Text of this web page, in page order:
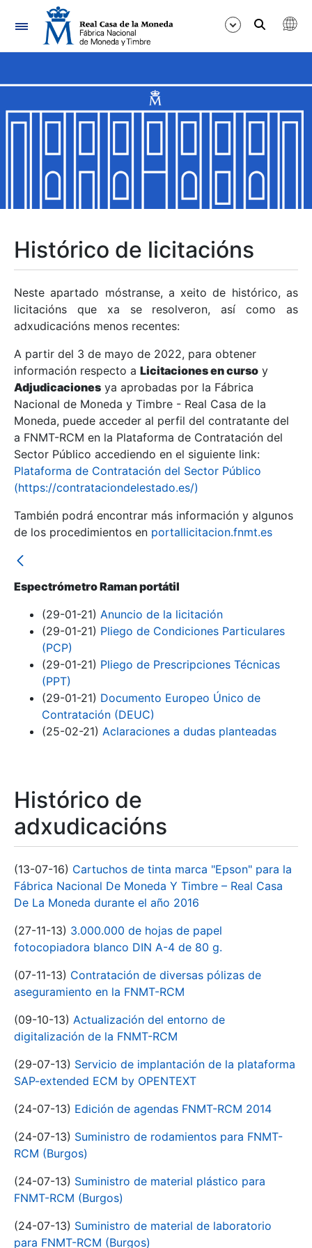
Navegación
Mostrar/Ocultar
Mostrar/Ocultar
Mostrar/Ocultar
Mostrar/Ocultar
Mostrar/Ocultar
Mostrar/Ocultar
Histórico de licitacións
Neste apartado móstranse, a xeito de histórico, as
licitacións que xa se resolveron, así como as
adxudicacións menos recentes:
A partir del 3 de mayo de 2022, para obtener
información respecto a Licitaciones en curso y
Adjudicaciones ya aprobadas por la Fábrica
Nacional de Moneda y Timbre - Real Casa de la
Moneda, puede acceder al perfil del contratante del
a FNMT-RCM en la Plataforma de Contratación del
Sector Público accediendo en el siguiente link:
Plataforma de Contratación del Sector Público
(https://contrataciondelestado.es/)
También podrá encontrar más información y algunos
de los procedimientos en portallicitacion.fnmt.es
Espectrómetro Raman portátil
(29-01-21) Anuncio de la licitación
(29-01-21) Pliego de Condiciones Particulares
(PCP)
(29-01-21) Pliego de Prescripciones Técnicas
(PPT)
(29-01-21) Documento Europeo Único de
Contratación (DEUC)
(25-02-21) Aclaraciones a dudas planteadas
Histórico de
adxudicacións
(13-07-16) Cartuchos de tinta marca "Epson" para la
Fábrica Nacional De Moneda Y Timbre – Real Casa
De La Moneda durante el año 2016
(27-11-13) 3.000.000 de hojas de papel
fotocopiadora blanco DIN A-4 de 80 g.
(07-11-13) Contratación de diversas pólizas de
aseguramiento en la FNMT-RCM
(09-10-13) Actualización del entorno de
digitalización de la FNMT-RCM
(29-07-13) Servicio de implantación de la plataforma
SAP-extended ECM by OPENTEXT
(24-07-13) Edición de agendas FNMT-RCM 2014
(24-07-13) Suministro de rodamientos para FNMT-
RCM (Burgos)
(24-07-13) Suministro de material plástico para
FNMT-RCM (Burgos)
(24-07-13) Suministro de material de laboratorio
para FNMT-RCM (Burgos)